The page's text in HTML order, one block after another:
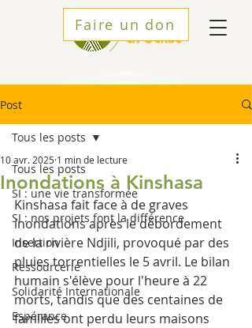
Faire un don
Post
Tous les posts
SI : une vie transformée
SI : nos projets font la différence
Insertion
Ressourcerie
Solidarité Internationale
Espérance
Tous les posts
Inondations à Kinshasa
10 avr. 2025 1 min de lecture
Kinshasa fait face à de graves
inondations après le débordement
de la rivière Ndjili, provoqué par des
pluies torrentielles le 5 avril. Le bilan
humain s'élève pour l'heure à 22
morts, tandis que des centaines de
familles ont perdu leurs maisons